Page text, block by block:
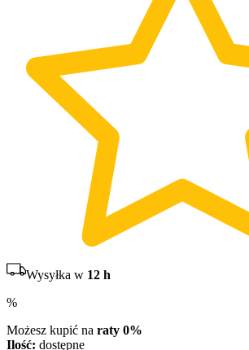
Wysyłka w 12 h
%
Możesz kupić na raty 0%
Ilość: dostępne